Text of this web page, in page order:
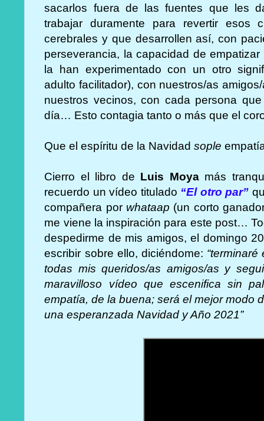
sacarlos fuera de las fuentes que les
trabajar duramente para revertir esos
cerebrales y que desarrollen así, con
perseverancia, la capacidad de empatizar
la han experimentado con un otro
adulto facilitador), con nuestros/as
nuestros vecinos, con cada persona
día… Esto contagia tanto o más que el
Que el espíritu de la Navidadsople
Cierro el libro de Luis Moyamás
recuerdo un vídeo titulado “El otro par”
compañera por whataap (un corto
me viene la inspiración para este post…
despedirme de mis amigos, el domingo
escribir sobre ello, diciéndome:
todas mis queridos/as amigos/as y
maravilloso vídeo que escenifica sin
empatía, de la buena; será el mejor modo
una esperanzada Navidad y Año 2021”